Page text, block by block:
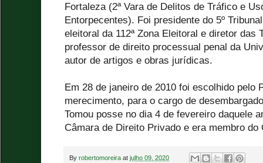
Fortaleza (2ª Vara de Delitos de Tráfico e
Entorpecentes). Foi presidente do 5º
eleitoral da 112ª Zona Eleitoral e diretor das
professor de direito processual penal da
autor de artigos e obras jurídicas.
Em 28 de janeiro de 2010 foi escolhido pelo
merecimento, para o cargo de
Tomou posse no dia 4 de fevereiro daquele
Câmara de Direito Privado e era membro do
By robertomoreira at julho 09, 2020